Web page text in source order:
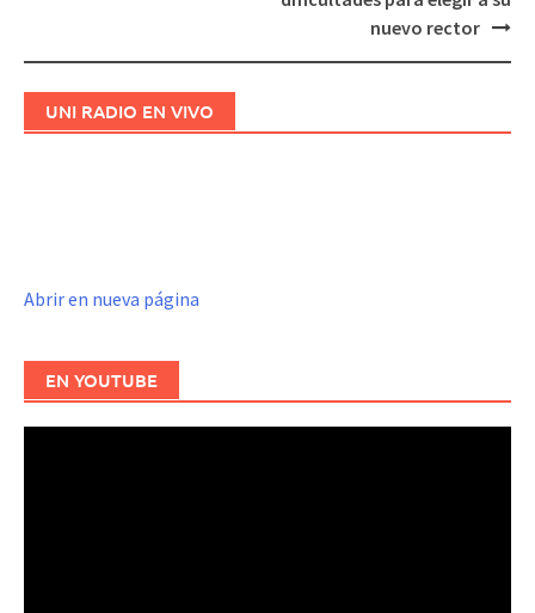
nuevo rector
UNI RADIO EN VIVO
Abrir en nueva página
EN YOUTUBE